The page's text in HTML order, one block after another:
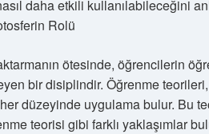
daha etkili kullanılabileceğini
Rolü
ötesinde, öğrencilerin
bir disiplindir. Öğrenme
düzeyinde uygulama bulur. Bu
teorisi gibi farklı yaklaşımlar